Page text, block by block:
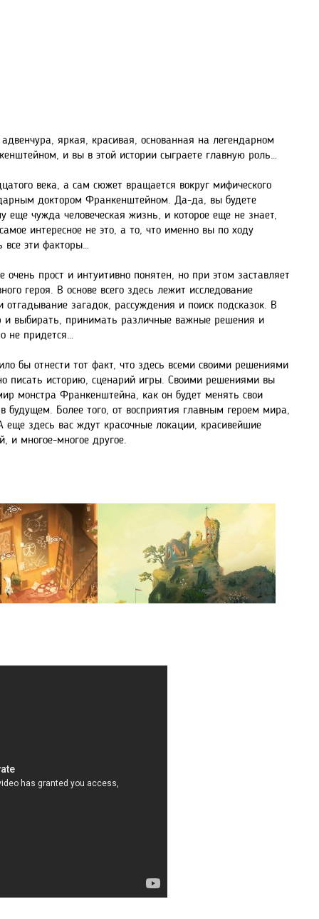
яркая, красивая, основанная на легендарном
и вы в этой истории сыграете главную роль…
века, а сам сюжет вращается вокруг мифического
доктором Франкенштейном. Да-да, вы будете
еще чужда человеческая жизнь, и которое еще не знает,
интересное не это, а то, что именно вы по ходу
все эти факторы…
очень прост и интуитивно понятен, но при этом заставляет
героя. В основе всего здесь лежит исследование
загадок, рассуждения и поиск подсказок. В
и выбирать, принимать различные важные решения и
не придется…
бы отнести тот факт, что здесь всеми своими решениями
писать историю, сценарий игры. Своими решениями вы
монстра Франкенштейна, как он будет менять свои
будущем. Более того, от восприятия главным героем мира,
здесь вас ждут красочные локации, красивейшие
и многое-многое другое.